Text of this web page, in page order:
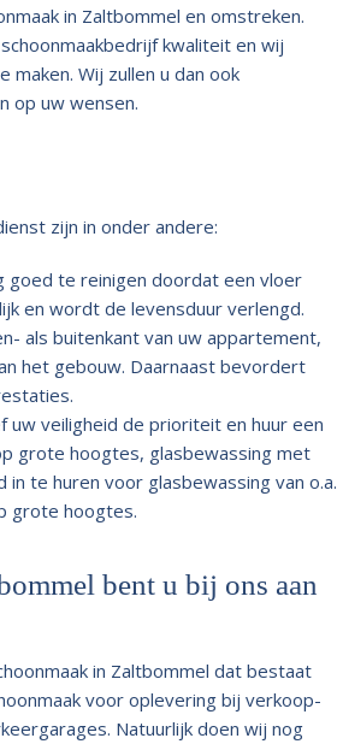
in Zaltbommel en omstreken.
kwaliteit en wij
Wij zullen u dan ook
op uw wensen.
zijn in onder andere:
goed te reinigen doordat een vloer
en wordt de levensduur verlengd.
als buitenkant van uw appartement,
het gebouw. Daarnaast bevordert
veiligheid de prioriteit en huur een
grote hoogtes, glasbewassing met
te huren voor glasbewassing van o.a.
grote hoogtes.
bent u bij ons aan
in Zaltbommel dat bestaat
voor oplevering bij verkoop-
Natuurlijk doen wij nog